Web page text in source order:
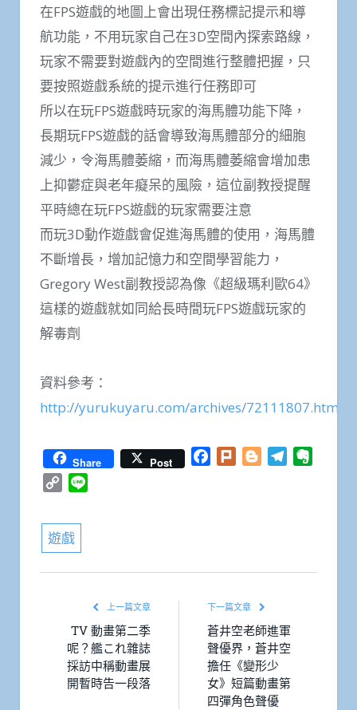
在FPS遊戲的地圖上會出現任務標記提示和導
航功能，不用玩家自己在3D空間內探索路線，
玩家不需要對遊戲內的空間進行整體把握，只
要按照遊戲系統的提示進行任務即可
所以在玩FPS遊戲時玩家的海馬體功能下降，
長期玩FPS遊戲的話會導致海馬體部分的細胞
減少，令海馬體萎縮，而海馬體萎縮會增加患
上抑鬱症與老年癡呆的風險，這位副教授提醒
平時總在玩FPS遊戲的玩家需要注意
而玩3D動作遊戲會促進海馬體的使用，海馬體
不斷增長，增加記憶力和空間學習能力，
Gregory West副教授認為像《超級瑪利歐64》
這樣的遊戲就如同給長時間玩FPS遊戲玩家的
解毒劑
資料參考：
http://yurukuyaru.com/archives/72111807.html
Share Post Facebook
Plurk BloggerTelegram
Copy
遊戲
上一篇文章
TV 動畫第二季
呢？艦これ雜誌
採訪中稱動畫展
開暫時告一段落
下一篇文章
蒼井空老師進軍
聲優界，蒼井空
擔任《變形少
女》短篇動畫第
四彈角色聲優